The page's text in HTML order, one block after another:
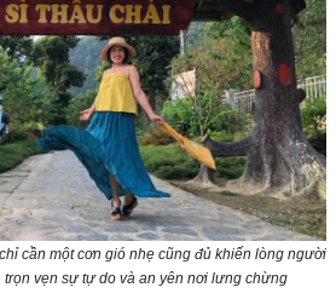
cần một cơn gió nhẹ cũng đủ khiến lòng người
trọn vẹn sự tự do và an yên nơi lưng chừng